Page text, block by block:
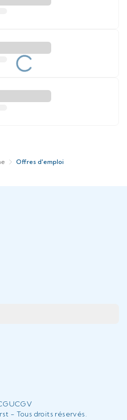
Offres d'emploi
CGV
- Tous droits réservés.